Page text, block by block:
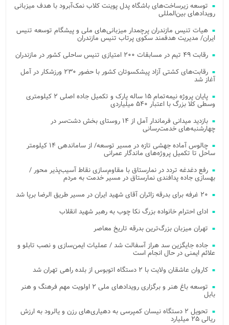
توسعه زیرساخت‌های باشگاه پدل پوینت کلاب نمک‌آبرود با هدف میزبانی
رویدادهای بین‌المللی
هیات تنیس مازندران پرچمدار میزبانی‌های ملی و پیشگام توسعه تنیس
ایران/ مدیریت هدفمند سکوی پرتاب تنیس مازندران
رقابت ۴۹ تیم در مسابقات ۲۰۰ امتیازی تنیس ساحلی کشور در مازندران
رقابت‌های کشتی آزاد پیشکسوتان کشور با حضور ۲۳۰ ورزشکار در آمل
آغاز شد
پایان پروژه نیمه‌تمام ۱۵ ساله پارک و تکمیل جاده اصلی ۲ کیلومتری
وسطی کلا بزرگ با اعتبار ۵۴۰ میلیاردی
بازدید میدانی فرماندار آمل از ۱۴ روستای بخش دشت‌سر در
چهارشنبه‌های خدمت‌رسانی
چالوس آماده جهشی تازه در مسیر توسعه/ از ساماندهی ۱۴ کیلومتر
ساحل تا تکمیل پروژه‌های ماندگار عمرانی
رفع دغدغه تردد در نمارستاق با مقاوم‌سازی نقاط آسیب‌پذیر محور /
بهسازی جاده پدافندی نمارستاق در مسیر خدمت به مردم
۲۰ غرفه برای بدرقه زائران آقای شهید ایران در مسیر طریق الرضا برپا شد
ادای احترام خانواده بزرگ نکا چوب به رهبر شهید انقلاب
تهران میزبان بزرگ‌ترین بدرقه تاریخ معاصر
جاده جایگزین سد هراز آسفالت شد / عملیات ایمن‌سازی و نصب تابلو و
علائم ایمنی در حال انجام است
کاروان عاشقان ولایت با ۲ دستگاه اتوبوس از بلده راهی تهران شد
توسعه باغ هنر و برگزاری رویدادهای ملی ۲ اولویت مهم فرهنگ و هنر
بابل
تحویل ۲ دستگاه نیسان کمپرسی به دهیاری‌های رزن و یالرود به ارزش
ریالی ۲۵ میلیارد